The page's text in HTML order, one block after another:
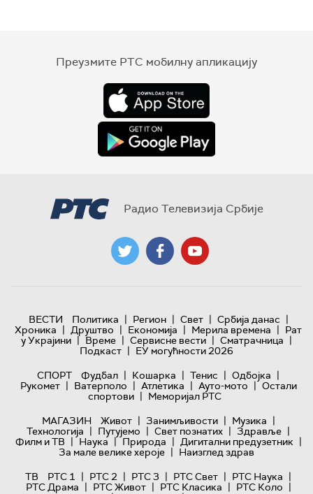
Преузмите РТС мобилну апликацију
Радио Телевизија Србије
ВЕСТИ Политика | Регион | Свет | Србија данас |
Хроника | Друштво | Економија | Мерила времена | Рат
у Украјини | Време | Сервисне вести | Сматрачница |
Подкаст | ЕУ могућности 2026
СПОРТ
Фудбал | Кошарка | Тенис | Одбојка |
Рукомет | Ватерполо | Атлетика | Ауто-мото | Остали
спортови | Меморијал РТС
МАГАЗИН
Живот | Занимљивости | Музика |
Технологијa | Путујемо | Свет познатих | Здравље |
Филм и ТВ | Наука | Природа | Дигитални предузетник |
За мале велике хероје | Наизглед здрав
ТВ
РТС 1 | РТС 2 | РТС 3 | РТС Свет | РТС Наука |
РТС Драма | РТС Живот | РТС Класика | РТС Коло |